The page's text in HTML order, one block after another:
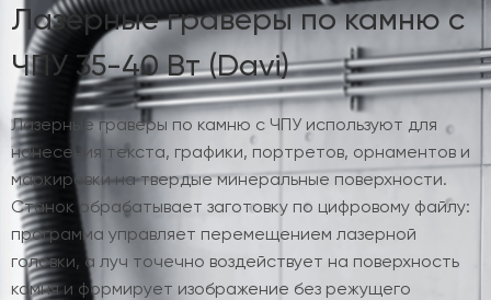
Лазерные граверы по камню с
ЧПУ 35-40 Вт (Davi)
Лазерные граверы по камню с ЧПУ используют для
нанесения текста, графики, портретов, орнаментов и
маркировки на твердые минеральные поверхности.
Станок обрабатывает заготовку по цифровому файлу:
программа управляет перемещением лазерной
головки, а луч точечно воздействует на поверхность
камня и формирует изображение без режущего